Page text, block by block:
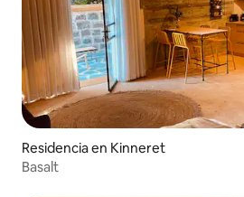
Residencia en Kinneret
Basalt